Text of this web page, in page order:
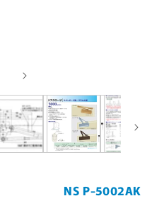
NS P-5002AK